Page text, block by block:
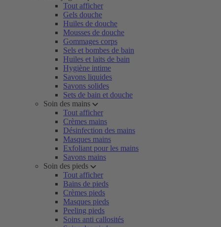
Tout afficher
Gels douche
Huiles de douche
Mousses de douche
Gommages corps
Sels et bombes de bain
Huiles et laits de bain
Hygiène intime
Savons liquides
Savons solides
Sets de bain et douche
Soin des mains
Tout afficher
Crèmes mains
Désinfection des mains
Masques mains
Exfoliant pour les mains
Savons mains
Soin des pieds
Tout afficher
Bains de pieds
Crèmes pieds
Masques pieds
Peeling pieds
Soins anti callosités